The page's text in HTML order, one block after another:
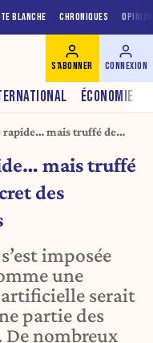
BLANCHE CHRONIQUES
ÉCONOMIE
S'ABONNER CONNEXION
rapide… mais truffé de
humainsmais truffé
des
imposée
une
serait
partie des
nombreux